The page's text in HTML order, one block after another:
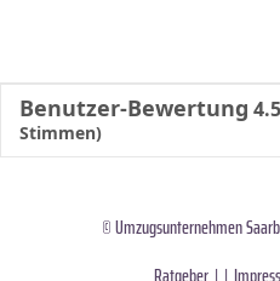
Benutzer-Bewertung 4.5
Stimmen)
©Umzugsunternehmen